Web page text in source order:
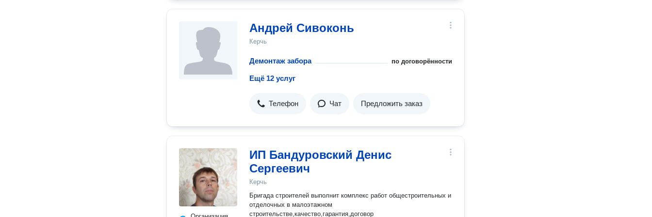
Андрей Сивоконь
Керчь
Демонтаж забора по договорённости
Ещё 12 услуг
Телефон Чат Предложить заказ
ИП Бандуровский Денис
Сергеевич
Керчь
Бригада строителей выполнит комплекс работ общестроительных и
отделочных в малоэтажном
строительстве,качество,гарантия,договор